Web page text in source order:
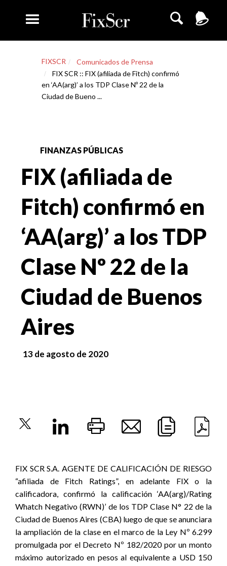
FIXSCR
Comunicados de Prensa
FIX SCR :: FIX (afiliada de Fitch) confirmó
en ‘AA(arg)’ a los TDP Clase Nº 22 de la
Ciudad de Bueno ...
FINANZAS PÚBLICAS
FIX (afiliada de
Fitch) confirmó en
‘AA(arg)’ a los TDP
Clase Nº 22 de la
Ciudad de Buenos
Aires
13 de agosto de 2020
FIX SCR S.A. AGENTE DE CALIFICACIÓN DE RIESGO
“afiliada de Fitch Ratings”, en adelante FIX o la
calificadora, confirmó la calificación ‘AA(arg)/Rating
Whatch Negativo (RWN)’ de los TDP Clase N° 22 de la
Ciudad de Buenos Aires (CBA) luego de que se anunciara
la ampliación de la clase en el marco de la Ley Nº 6.299
promulgada por el Decreto Nº 182/2020 por un monto
máximo autorizado en pesos al equivalente a USD 150